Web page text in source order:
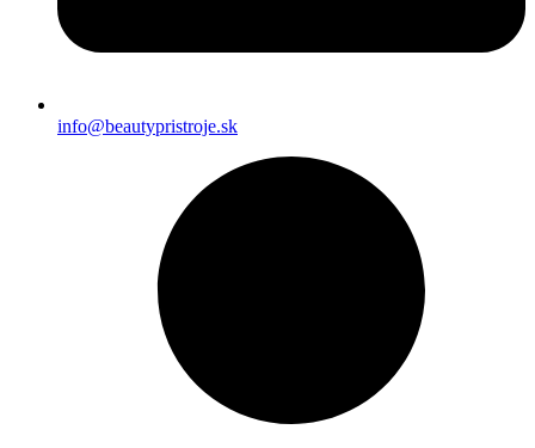
info@beautypristroje.sk